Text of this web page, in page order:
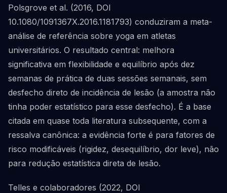
Polsgrove et al. (2016, DOI
10.1080/1091367X.2016.1181793) conduziram a meta-
análise de referência sobre yoga em atletas
universitários. O resultado central: melhora
significativa em flexibilidade e equilíbrio após dez
semanas de prática de duas sessões semanais, sem
desfecho direto de incidência de lesão (a amostra não
tinha poder estatístico para esse desfecho). É a base
citada em quase toda literatura subsequente, com a
ressalva canônica: a evidência forte é para fatores de
risco modificáveis (rigidez, desequilíbrio, dor leve), não
para redução estatística direta de lesão.
Telles e colaboradores (2022, DOI